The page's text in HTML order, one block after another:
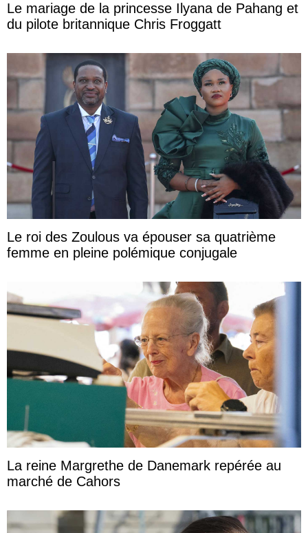
Le mariage de la princesse Ilyana de Pahang et
du pilote britannique Chris Froggatt
Le roi des Zoulous va épouser sa quatrième
femme en pleine polémique conjugale
La reine Margrethe de Danemark repérée au
marché de Cahors